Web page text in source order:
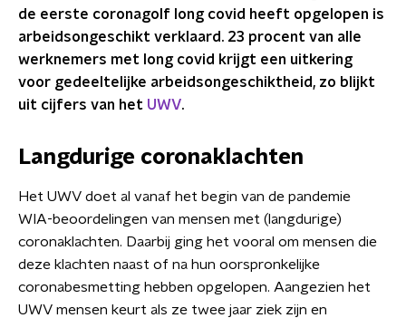
de eerste coronagolf long covid heeft opgelopen is
arbeidsongeschikt verklaard. 23 procent van alle
werknemers met long covid krijgt een uitkering
voor gedeeltelijke arbeidsongeschiktheid, zo blijkt
uit cijfers van het UWV.
Langdurige coronaklachten
Het UWV doet al vanaf het begin van de pandemie
WIA-beoordelingen van mensen met (langdurige)
coronaklachten. Daarbij ging het vooral om mensen die
deze klachten naast of na hun oorspronkelijke
coronabesmetting hebben opgelopen. Aangezien het
UWV mensen keurt als ze twee jaar ziek zijn en